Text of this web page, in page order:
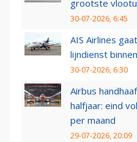
grootste
30-07-2026, 6:45
AIS Airlines
lijndienst
30-07-2026, 6:30
Airbus
halfjaar: eind
per maand
29-07-2026, 20:09